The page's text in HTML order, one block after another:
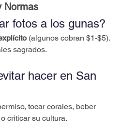
Normas
fotos a los gunas?
(algunos cobran $1-$5).
sagrados.
hacer en San
tocar corales, beber
criticar su cultura.